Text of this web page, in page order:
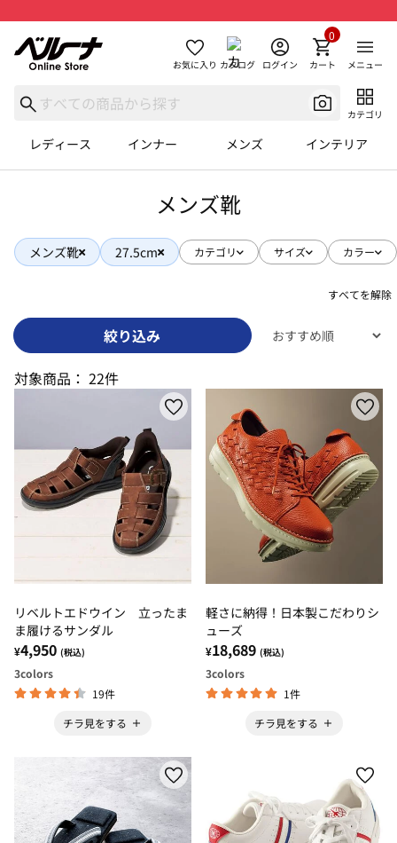
お気に入り カタログ ログイン カート
0
メニュー
カテゴリ
レディース インナー メンズ インテリア
メンズ靴
メンズ靴 27.5cm カテゴリ サイズ カラー
すべてを解除
絞り込み
対象商品： 22件
リベルトエドウイン 立ったま
ま履けるサンダル
¥4,950 (税込)
3colors
19件
チラ見をする
軽さに納得！日本製こだわりシ
ューズ
¥18,689 (税込)
3colors
1件
チラ見をする